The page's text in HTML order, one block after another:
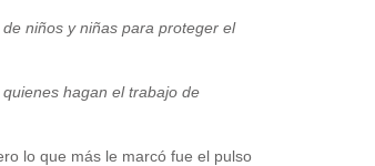
niños y niñas para proteger el
hagan el trabajo de
lo que más le marcó fue el pulso